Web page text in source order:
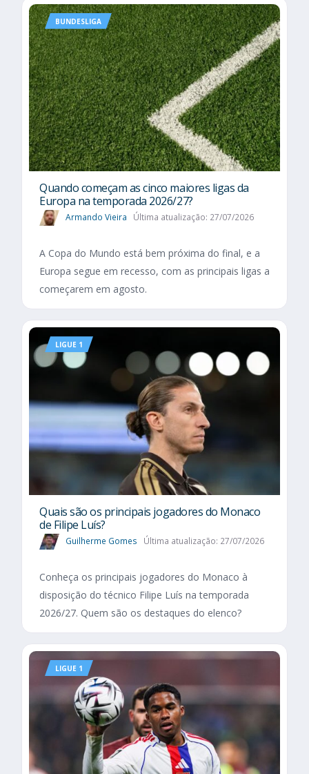
BUNDESLIGA
Quando começam as cinco maiores ligas da
Europa na temporada 2026/27?
Armando Vieira Última atualização: 27/07/2026
A Copa do Mundo está bem próxima do final, e a
Europa segue em recesso, com as principais ligas a
começarem em agosto.
LIGUE 1
Quais são os principais jogadores do Monaco
de Filipe Luís?
Guilherme Gomes Última atualização: 27/07/2026
Conheça os principais jogadores do Monaco à
disposição do técnico Filipe Luís na temporada
2026/27. Quem são os destaques do elenco?
LIGUE 1